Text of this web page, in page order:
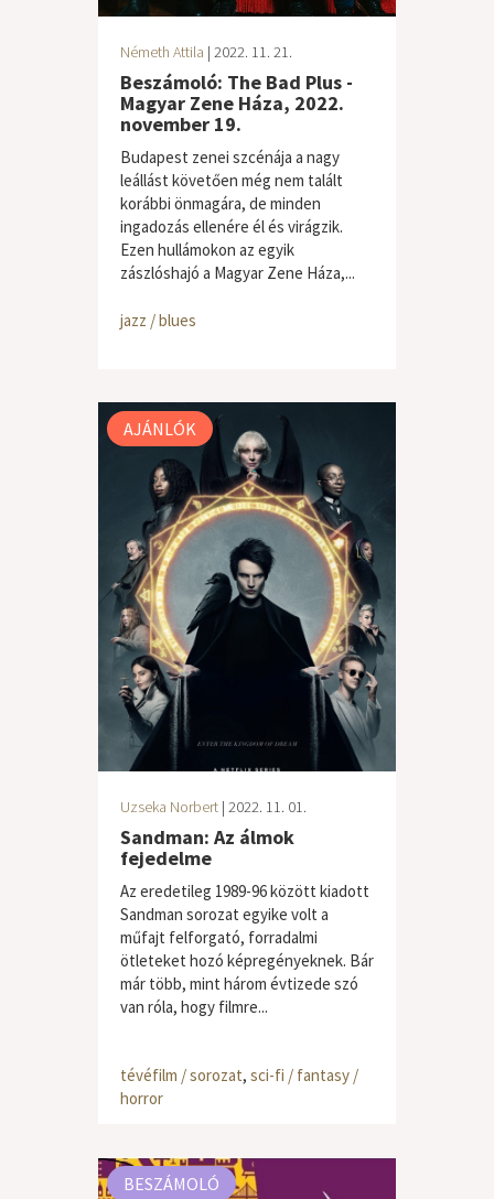
Németh Attila | 2022. 11. 21.
Beszámoló: The Bad Plus -
Magyar Zene Háza, 2022.
november 19.
Budapest zenei szcénája a nagy
leállást követően még nem talált
korábbi önmagára, de minden
ingadozás ellenére él és virágzik.
Ezen hullámokon az egyik
zászlóshajó a Magyar Zene Háza,...
jazz / blues
AJÁNLÓK
Uzseka Norbert | 2022. 11. 01.
Sandman: Az álmok
fejedelme
Az eredetileg 1989-96 között kiadott
Sandman sorozat egyike volt a
műfajt felforgató, forradalmi
ötleteket hozó képregényeknek. Bár
már több, mint három évtizede szó
van róla, hogy filmre...
tévéfilm / sorozat, sci-fi / fantasy /
horror
BESZÁMOLÓ